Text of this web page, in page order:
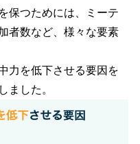
保つためには、ミーテ
者数など、様々な要素
力を低下させる要因を
ました。